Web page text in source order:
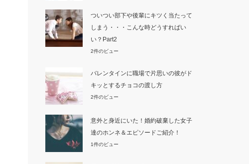
ついつい部下や後輩にキツく当たって
しまう・・・こんな時どうすればい
い？Part2
2件のビュー
バレンタインに職場で片思いの彼がド
キッとするチョコの渡し方
2件のビュー
意外と身近にいた！婚約破棄した女子
達のホンネ＆エピソードご紹介！
1件のビュー